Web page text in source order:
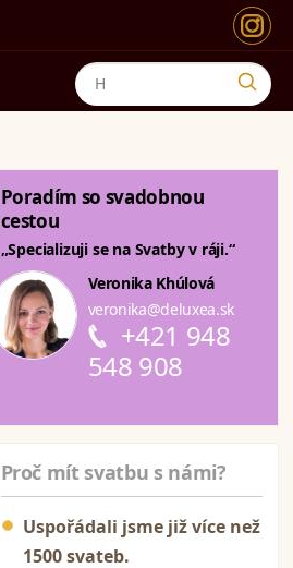
Poradím so svadobnou
cestou
„Specializuji se na Svatby v ráji.“
Veronika Khúlová
veronika@deluxea.sk
+421 948
548 908
Proč mít svatbu s námi?
Uspořádali jsme již více než
1500 svateb.